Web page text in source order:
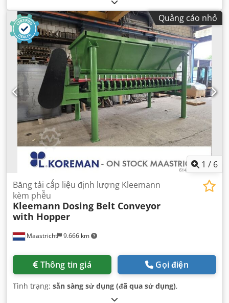
Quảng cáo nhỏ
1 / 6
Maastricht 9.666 km
Băng tải cấp liệu định lượng Kleemann
kèm phễu
Kleemann Dosing Belt Conveyor
with Hopper
Thông tin giá Gọi điện
Tình trạng: sẵn sàng sử dụng (đã qua sử dụng),